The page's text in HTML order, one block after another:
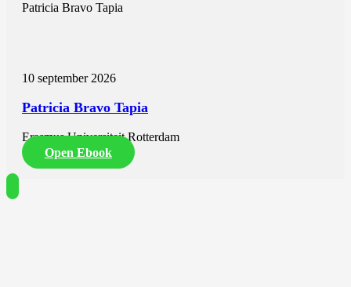
Patricia Bravo Tapia
10 september 2026
Patricia Bravo Tapia
Erasmus Universiteit Rotterdam
Open Ebook